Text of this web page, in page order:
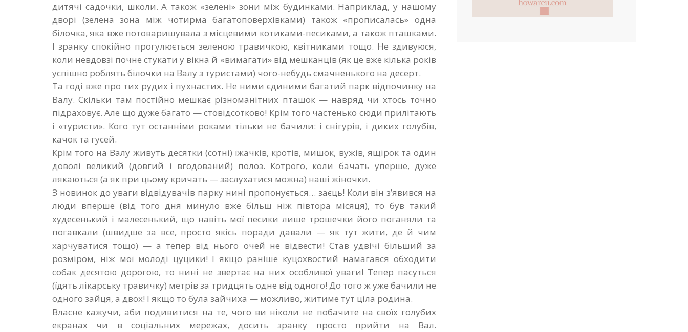
дитячі садочки, школи. А також «зелені» зони між будинками. Наприклад, у нашому
дворі (зелена зона між чотирма багатоповерхівками) також «прописалась» одна
білочка, яка вже потоваришувала з місцевими котиками-песиками, а також пташками.
І зранку спокійно прогулюється зеленою травичкою, квітниками тощо. Не здивуюся,
коли невдовзі почне стукати у вікна й «вимагати» від мешканців (як це вже кілька років
успішно роб­лять білочки на Валу з туристами) чого-небудь смачненького на десерт.
Та годі вже про тих рудих і пухнастих. Не ними єдиними багатий парк відпочинку на
Валу. Скільки там постійно мешкає різноманітних пташок — навряд чи хтось точно
підраховує. Але що дуже багато — стовідсотково! Крім того частенько сюди прилітають
і «туристи». Кого тут останніми роками тільки не бачили: і снігурів, і диких голубів,
качок та гусей.
Крім того на Валу живуть десятки (сотні) їжачків, кротів, мишок, вужів, ящірок та один
доволі великий (довгий і вгодований) полоз. Котрого, коли бачать уперше, дуже
лякаються (а як при цьому кричать — заслухатися можна) наші жіночки.
З новинок до уваги відві­дувачів парку нині пропонується… заєць! Коли він з’явився на
люди вперше (від того дня минуло вже більш ніж півтора місяця), то був такий
худесенький і малесенький, що навіть мої песики лише трошечки його поганяли та
погавкали (швидше за все, просто якісь поради давали — як тут жити, де й чим
харчуватися тощо) — а тепер від нього очей не відвести! Став удвічі більший за
розміром, ніж мої молоді цуцики! І якщо раніше куцохвостий намагався обходити
собак десятою дорогою, то нині не звертає на них особливої уваги! Тепер пасуться
(їдять лікарську травичку) метрів за тридцять одне від одного! До того ж уже бачили не
одного зайця, а двох! І якщо то була зайчиха — можливо, житиме тут ціла родина.
Власне кажучи, аби подивитися на те, чого ви ніколи не побачите на своїх голубих
екранах чи в соціальних мережах, досить зранку просто прийти на Вал.